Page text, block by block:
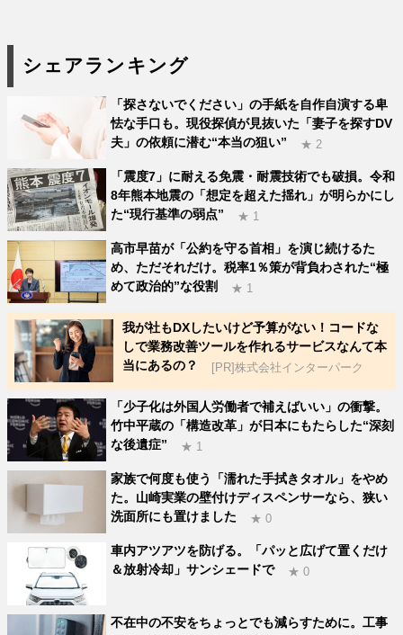
シェアランキング
「探さないでください」の手紙を自作自演する卑
怯な手口も。現役探偵が見抜いた「妻子を探すDV
夫」の依頼に潜む“本当の狙い”
★ 2
「震度7」に耐える免震・耐震技術でも破損。令和
8年熊本地震の「想定を超えた揺れ」が明らかにし
た“現行基準の弱点”
★ 1
高市早苗が「公約を守る首相」を演じ続けるた
め、ただそれだけ。税率1％策が背負わされた“極
めて政治的”な役割
★ 1
我が社もDXしたいけど予算がない！コードな
しで業務改善ツールを作れるサービスなんて本
当にあるの？
[PR]株式会社インターパーク
「少子化は外国人労働者で補えばいい」の衝撃。
竹中平蔵の「構造改革」が日本にもたらした“深刻
な後遺症”
★ 1
家族で何度も使う「濡れた手拭きタオル」をやめ
た。山崎実業の壁付けディスペンサーなら、狭い
洗面所にも置けました
★ 0
車内アツアツを防げる。「パッと広げて置くだけ
＆放射冷却」サンシェードで
★ 0
不在中の不安をちょっとでも減らすために。工事